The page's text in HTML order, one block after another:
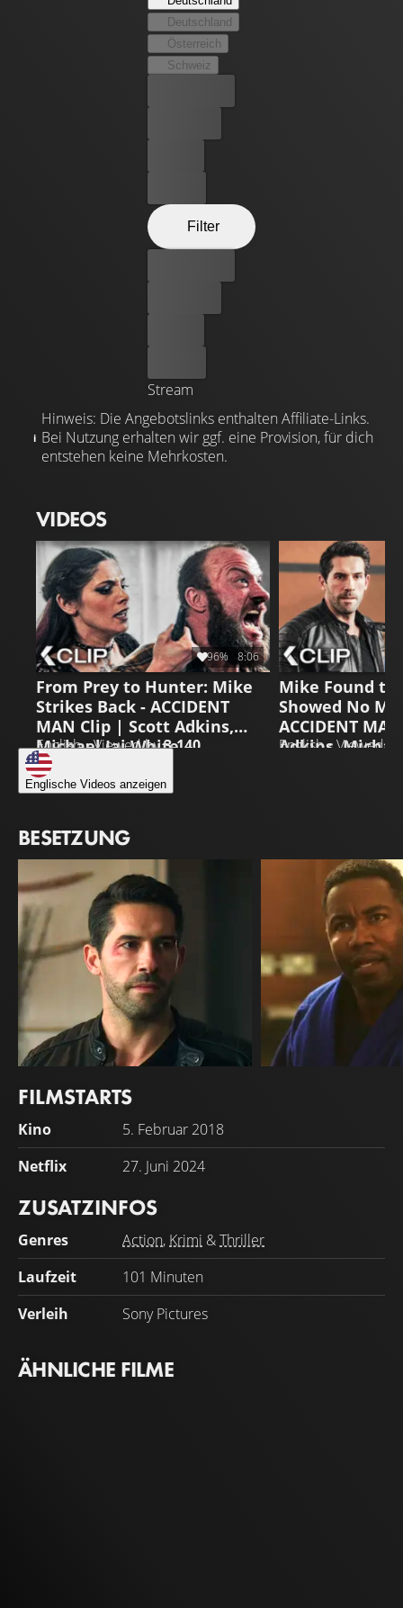
Entschlossen herauszufinden, wer dahinter steckt, und
die Täter zur Strecke zu bringen, verbündet er sich mit
Beths Freundin Charlie. Auf seinem blutigen
Rachefeldzug nimmt er seine Kollegen Mick und Mac
Deutschland
Österreich
Schweiz
Filter
Stream
Hinweis: Die Angebotslinks enthalten Affiliate-Links.
Bei Nutzung erhalten wir ggf. eine Provision, für dich
entstehen keine Mehrkosten.
VIDEOS
96% 8:06
From Prey to Hunter: Mike
Strikes Back - ACCIDENT
MAN Clip | Scott Adkins,
Michael Jai White
English • Viewed by3.140
Mike Found
Showed No
ACCIDENT
Adkins,
English • Viewed
Englische Videos anzeigen
BESETZUNG
Scott Adkins
Mike Fallon
FILMSTARTS
Kino
5. Februar 2018
Netflix
27. Juni 2024
ZUSATZINFOS
Genres Action, Krimi &Thriller
Laufzeit
101 Minuten
Verleih
Sony Pictures
ÄHNLICHE FILME